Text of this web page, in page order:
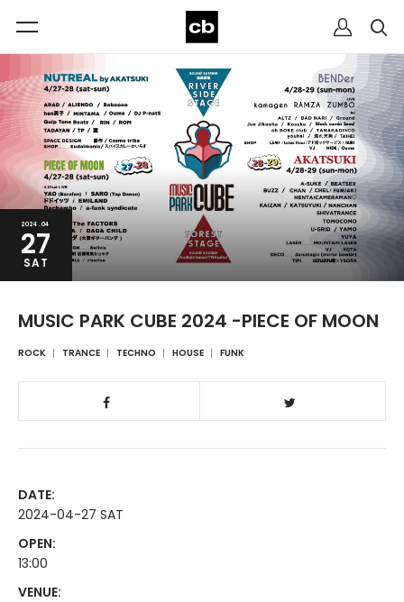
2024.04
27
SAT
MUSIC PARK CUBE 2024 -PIECE OF MOON
ROCK TRANCE TECHNO HOUSE FUNK
DATE:
2024-04-27 SAT
OPEN:
13:00
VENUE: